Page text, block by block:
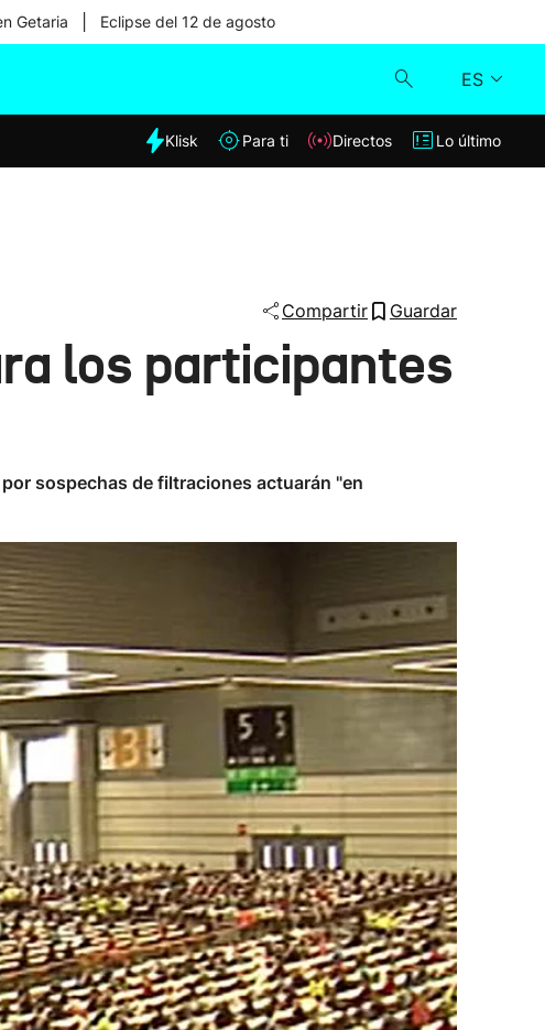
Getaria Eclipse del 12 de agosto
ES
Klisk
Lo último
Klisk Para ti Directos Lo último
Compartir Guardar
los participantes
sospechas de filtraciones actuarán "en